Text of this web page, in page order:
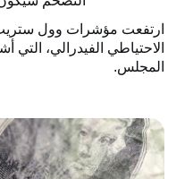
ارتفعت مؤشرات وول
الاحتياطي الفيدرالي،
المجلس.